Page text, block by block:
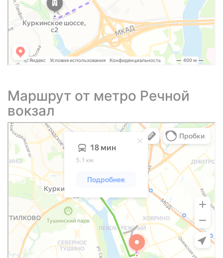
Маршрут от метро Речной
вокзал
Химки
Куркинское шоссе: как доехать на автомобиле, общественным
транспортом или пешком – Яндекс Карты